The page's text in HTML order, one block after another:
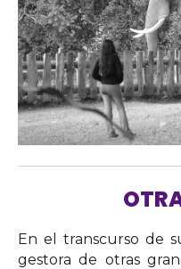
En el transcurso de
gestora de otras